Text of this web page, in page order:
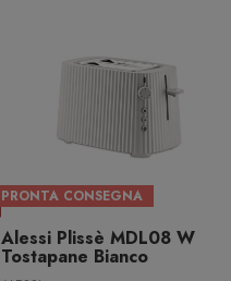
PRONTA CONSEGNA
Alessi Plissè MDL08 W
Tostapane Bianco